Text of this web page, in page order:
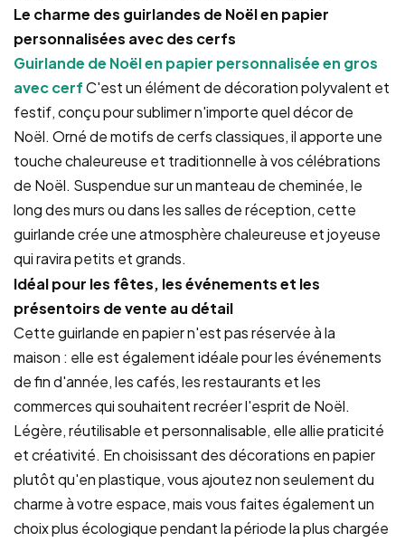
Le charme des guirlandes de Noël en papier
personnalisées avec des cerfs
Guirlande de Noël en papier personnalisée en gros
avec cerfC'est un élément de décoration polyvalent et
festif, conçu pour sublimer n'importe quel décor de
Noël. Orné de motifs de cerfs classiques, il apporte une
touche chaleureuse et traditionnelle à vos célébrations
de Noël. Suspendue sur un manteau de cheminée, le
long des murs ou dans les salles de réception, cette
guirlande crée une atmosphère chaleureuse et joyeuse
qui ravira petits et grands.
Idéal pour les fêtes, les événements et les
présentoirs de vente au détail
Cette guirlande en papier n'est pas réservée à la
maison : elle est également idéale pour les événements
de fin d'année, les cafés, les restaurants et les
commerces qui souhaitent recréer l'esprit de Noël.
Légère, réutilisable et personnalisable, elle allie praticité
et créativité. En choisissant des décorations en papier
plutôt qu'en plastique, vous ajoutez non seulement du
charme à votre espace, mais vous faites également un
choix plus écologique pendant la période la plus chargée